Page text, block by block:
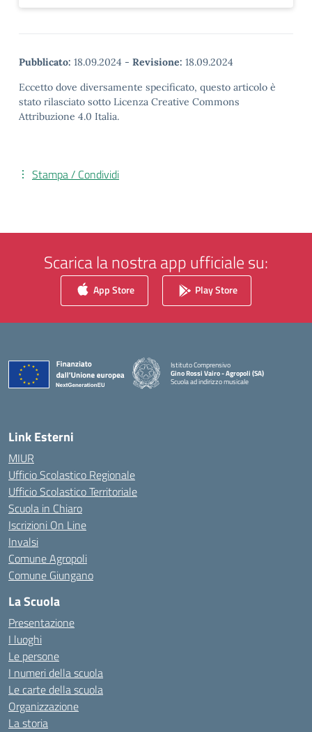
Pubblicato: 18.09.2024 - Revisione: 18.09.2024
Eccetto dove diversamente specificato, questo articolo è
stato rilasciato sotto Licenza Creative Commons
Attribuzione 4.0 Italia.
Stampa / Condividi
Scarica la nostra app ufficiale su:
App Store Play Store
Istituto Comprensivo
Gino Rossi Vairo - Agropoli (SA)
Scuola ad indirizzo musicale
Link Esterni
MIUR
Ufficio Scolastico Regionale
Ufficio Scolastico Territoriale
Scuola in Chiaro
Iscrizioni On Line
Invalsi
Comune Agropoli
Comune Giungano
La Scuola
Presentazione
I luoghi
Le persone
I numeri della scuola
Le carte della scuola
Organizzazione
La storia